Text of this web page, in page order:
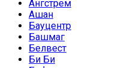
Ангстрем
Ашан
Бауцентр
Башмаг
Белвест
Би Би